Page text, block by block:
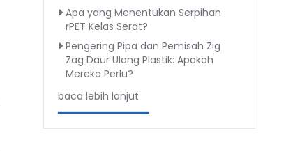
Apa yang Menentukan Serpihan
rPET Kelas Serat?
Pengering Pipa dan Pemisah Zig
Zag Daur Ulang Plastik: Apakah
Mereka Perlu?
baca lebih lanjut